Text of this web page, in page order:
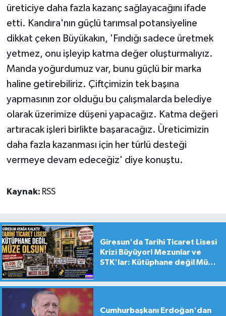
üreticiye daha fazla kazanç sağlayacağını ifade
etti. Kandıra'nın güçlü tarımsal potansiyeline
dikkat çeken Büyükakın, 'Fındığı sadece üretmek
yetmez, onu işleyip katma değer oluşturmalıyız.
Manda yoğurdumuz var, bunu güçlü bir marka
haline getirebiliriz. Çiftçimizin tek başına
yapmasının zor olduğu bu çalışmalarda belediye
olarak üzerimize düşeni yapacağız. Katma değeri
artıracak işleri birlikte başaracağız. Üreticimizin
daha fazla kazanması için her türlü desteği
vermeye devam edeceğiz' diye konuştu.
Kaynak: RSS
Giresun'da Tarihi Ticaret Lisesi
Krizi Büyüyor! Mezunlar ve
STK'lar: Kütüphane değil Müze
Cumhurbaşkanı Erdoğan'dan